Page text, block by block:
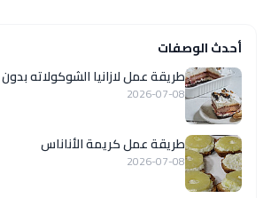
أحدث الوصفات
طريقة عمل لازانيا الشوكولاته
2026-07-08
طريقة عمل كريمة الأناناس
2026-07-08